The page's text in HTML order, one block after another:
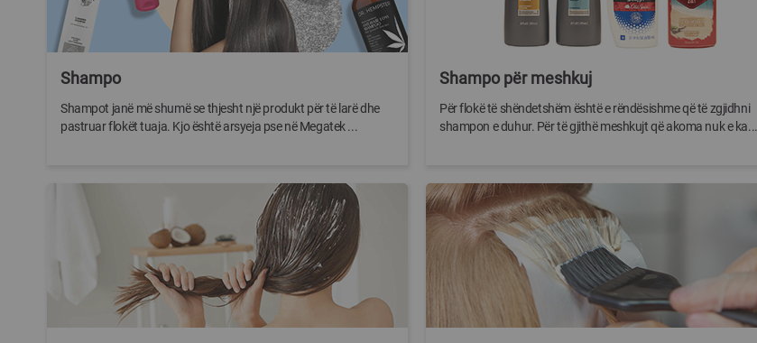
Shampo
Shampot janë më shumë se thjesht një produkt për të larë dhe
pastruar flokët tuaja. Kjo është arsyeja pse në Megatek ...
Shampo për meshkuj
Për flokë të shëndetshëm është e rëndësishme që të zgjidhni
shampon e duhur. Për të gjithë meshkujt që akoma nuk e ka...